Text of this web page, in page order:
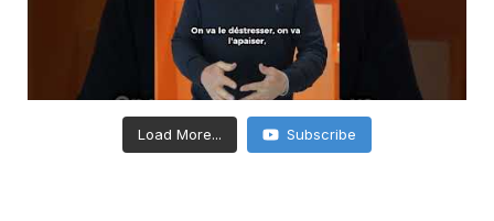
Load More... Subscribe